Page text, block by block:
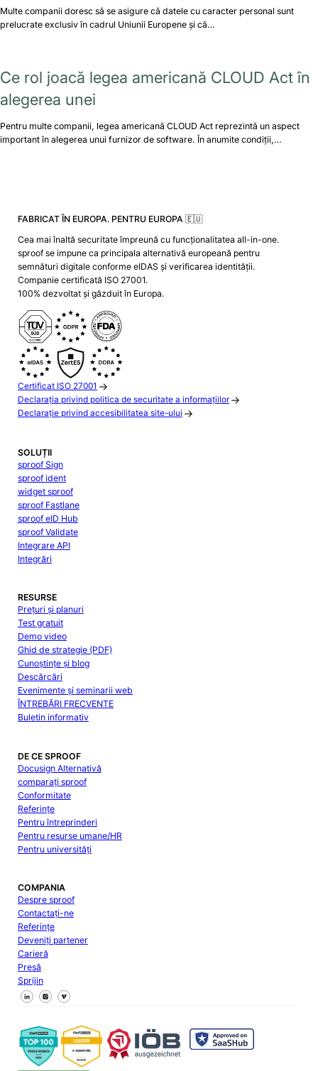
Multe companii doresc să se asigure că datele cu caracter personal sunt
prelucrate exclusiv în cadrul Uniunii Europene și că…
Ce rol joacă legea americană CLOUD Act în
alegerea unei
Pentru multe companii, legea americană CLOUD Act reprezintă un aspect
important în alegerea unui furnizor de software. În anumite condiții,…
FABRICAT ÎN EUROPA. PENTRU EUROPA 🇪🇺
Cea mai înaltă securitate împreună cu funcționalitatea all-in-one.
sproof se impune ca principala alternativă europeană pentru
semnături digitale conforme eIDAS și verificarea identității.
Companie certificată ISO 27001.
100% dezvoltat și găzduit în Europa.
Certificat ISO 27001
Declarația privind politica de securitate a informațiilor
Declarație privind accesibilitatea site-ului
SOLUȚII
sproof Sign
sproof ident
widget sproof
sproof Fastlane
sproof eID Hub
sproof Validate
Integrare API
Integrări
RESURSE
Prețuri și planuri
Test gratuit
Demo video
Ghid de strategie (PDF)
Cunoștințe și blog
Descărcări
Evenimente și seminarii web
ÎNTREBĂRI FRECVENTE
Buletin informativ
DE CE SPROOF
Docusign Alternativă
comparați sproof
Conformitate
Referințe
Pentru întreprinderi
Pentru resurse umane/HR
Pentru universități
COMPANIA
Despre sproof
Contactați-ne
Referințe
Deveniți partener
Carieră
Presă
Sprijin
Urmăriți-ne pe Facebook
Urmăriți-ne pe X
Urmăriți-ne pe LinkedIn